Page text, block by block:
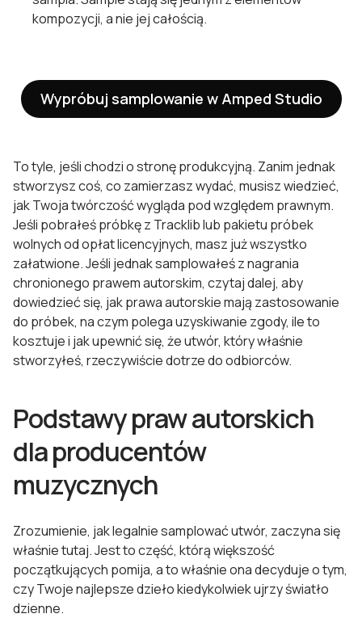
kompozycji, a nie jej całością.
Wypróbuj samplowanie w Amped Studio
To tyle, jeśli chodzi o stronę produkcyjną. Zanim jednak
stworzysz coś, co zamierzasz wydać, musisz wiedzieć,
jak Twoja twórczość wygląda pod względem prawnym.
Jeśli pobrałeś próbkę z Tracklib lub pakietu próbek
wolnych od opłat licencyjnych, masz już wszystko
załatwione. Jeśli jednak samplowałeś z nagrania
chronionego prawem autorskim, czytaj dalej, aby
dowiedzieć się, jak prawa autorskie mają zastosowanie
do próbek, na czym polega uzyskiwanie zgody, ile to
kosztuje i jak upewnić się, że utwór, który właśnie
stworzyłeś, rzeczywiście dotrze do odbiorców.
Podstawy praw autorskich
dla producentów
muzycznych
Zrozumienie, jak legalnie samplować utwór, zaczyna się
właśnie tutaj. Jest to część, którą większość
początkujących pomija, a to właśnie ona decyduje o tym,
czy Twoje najlepsze dzieło kiedykolwiek ujrzy światło
dzienne.